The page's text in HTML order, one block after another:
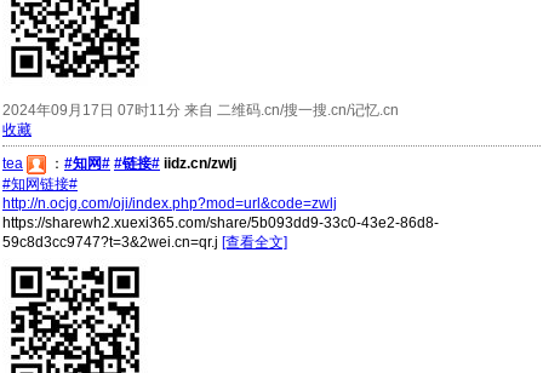
2024年09月17日 07时11分 来自 二维码.cn/搜一搜.cn/记忆.cn
收藏
tea
： #知网# #链接# iidz.cn/zwlj
#知网链接#
http://n.ocjg.com/oji/index.php?mod=url&code=zwlj
https://sharewh2.xuexi365.com/share/5b093dd9-33c0-43e2-86d8-
59c8d3cc9747?t=3&2wei.cn=qr.j [查看全文]